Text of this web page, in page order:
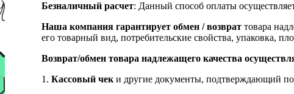
Безналичный расчет: Данный способ оплаты
Наша компания гарантирует обмен / возврат товара
его товарный вид, потребительские свойства, упаковка,
Возврат/обмен товара надлежащего качества
1. Кассовый чек и другие документы, подтверждающий